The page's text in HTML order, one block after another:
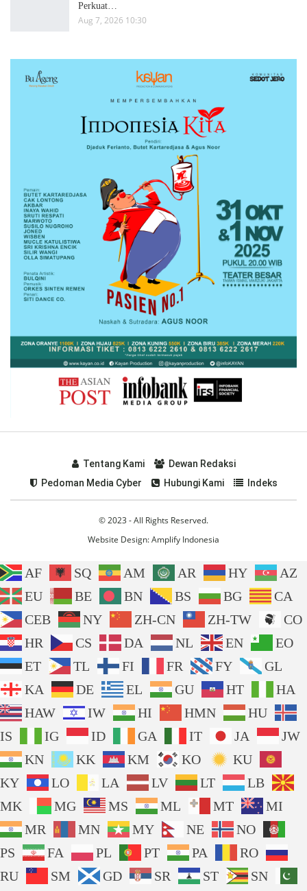
Perkuat…
Aug 7, 2026 10:30
Tentang Kami
Dewan Redaksi
Pedoman Media Cyber
Hubungi Kami Indeks
© 2023 - All Rights Reserved.
Website Design:Amplify Indonesia
AF SQ AM AR HY
AZ
EU
BE BN BS BG
CA
CEB
NY ZH-CN ZH-TW
CO
HR
CS DA NL EN
EO
ET
TL FI FR FY
GL
KA
DE EL GU HT
HA
HAW
IW HI HMN
HU
IS
IG ID GA IT JA
JW
KN
KK KM KO
KU
KY
LO LA LV LT
LB
MK
MG MS ML MT
MI
MR
MN MY NE
NO
PS
FA PL PT PA
RO
RU
SM GD SR ST SN